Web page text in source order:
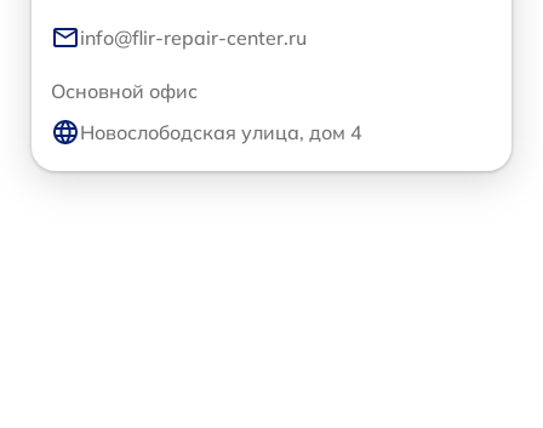
info@flir-repair-center.ru
Основной офис
Новослободская улица, дом 4